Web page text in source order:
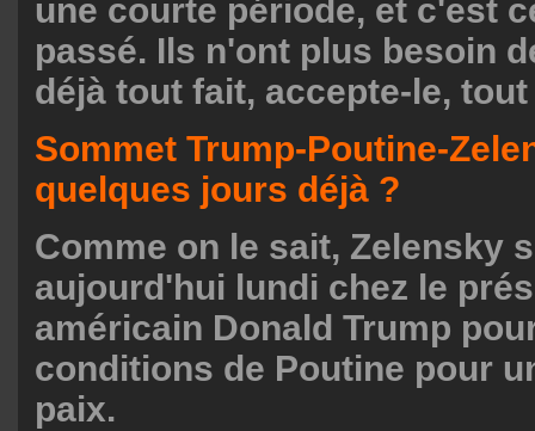
une courte période, et c'est
passé. Ils n'ont plus besoin
déjà tout fait, accepte-le,
Sommet Trump-Poutine-
quelques jours déjà ?
Comme on le sait, Zelensky
aujourd'hui lundi chez le
américain Donald Trump
conditions de Poutine pour
paix.